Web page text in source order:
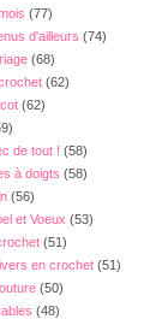
(77)
d'ailleurs (74)
(68)
(62)
(62)
de tout ! (58)
à doigts (58)
(56)
et Voeux (53)
(51)
en crochet (51)
(50)
(48)